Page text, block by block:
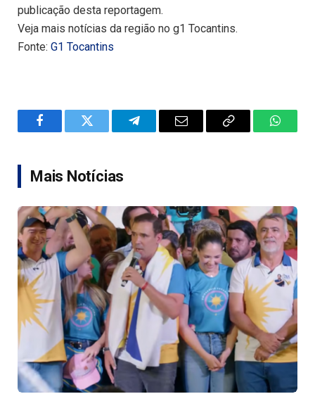
publicação desta reportagem.
Veja mais notícias da região no g1 Tocantins.
Fonte: G1 Tocantins
FacebookTwitter TelegramEmail
Copy
Mais Notícias